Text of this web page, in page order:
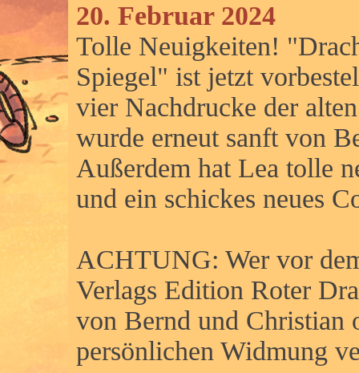
20. Februar 2024
Tolle Neuigkeiten!
Spiegel" ist jetzt
vier Nachdrucke der
wurde erneut sanft von
Außerdem hat Lea tolle
und ein schickes neues
ACHTUNG: Wer vor
Verlags Edition Roter
von Bernd und Christian
persönlichen Widmung